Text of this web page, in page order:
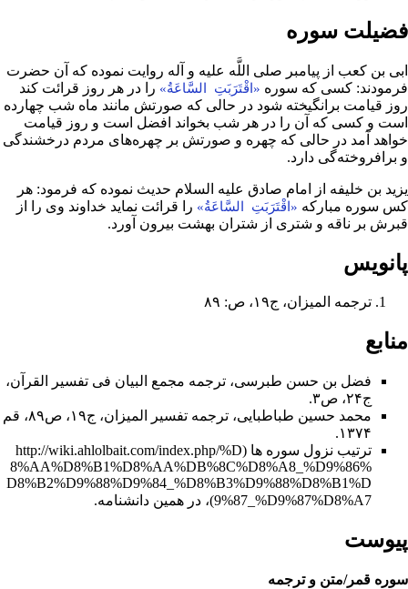
فضیلت سوره
ابی بن کعب از پیامبر صلى اللَّه علیه و آله روایت نموده که آن حضرت
فرمودند: کسى که سوره «اقْتَرَبَتِ السَّاعَةُ» را در هر روز قرائت کند
روز قیامت برانگیخته شود در حالى که صورتش مانند ماه شب چهارده
است و کسى که آن را در هر شب بخواند افضل است و روز قیامت
خواهد آمد در حالى که چهره و صورتش بر چهره‌هاى مردم درخشندگى
و برافروخته‌گى دارد.
یزید بن خلیفه از امام صادق علیه السلام حدیث نموده که فرمود: هر
کس سوره مبارکه «اقْتَرَبَتِ السَّاعَةُ» را قرائت نماید خداوند وى را از
قبرش بر ناقه و شترى از شتران بهشت بیرون آورد.
پانویس
ترجمه المیزان، ج‌۱۹، ص: ۸۹
منابع
فضل بن حسن طبرسی، ترجمه مجمع البیان فی تفسیر القرآن،
ج‌۲۴، ص۳.
محمد حسین طباطبایی، ترجمه تفسیر المیزان، ج‌۱۹، ص۸۹، قم
۱۳۷۴.
ترتیب نزول سوره ها
، در همین دانشنامه.
پیوست
سوره قمر/متن و ترجمه